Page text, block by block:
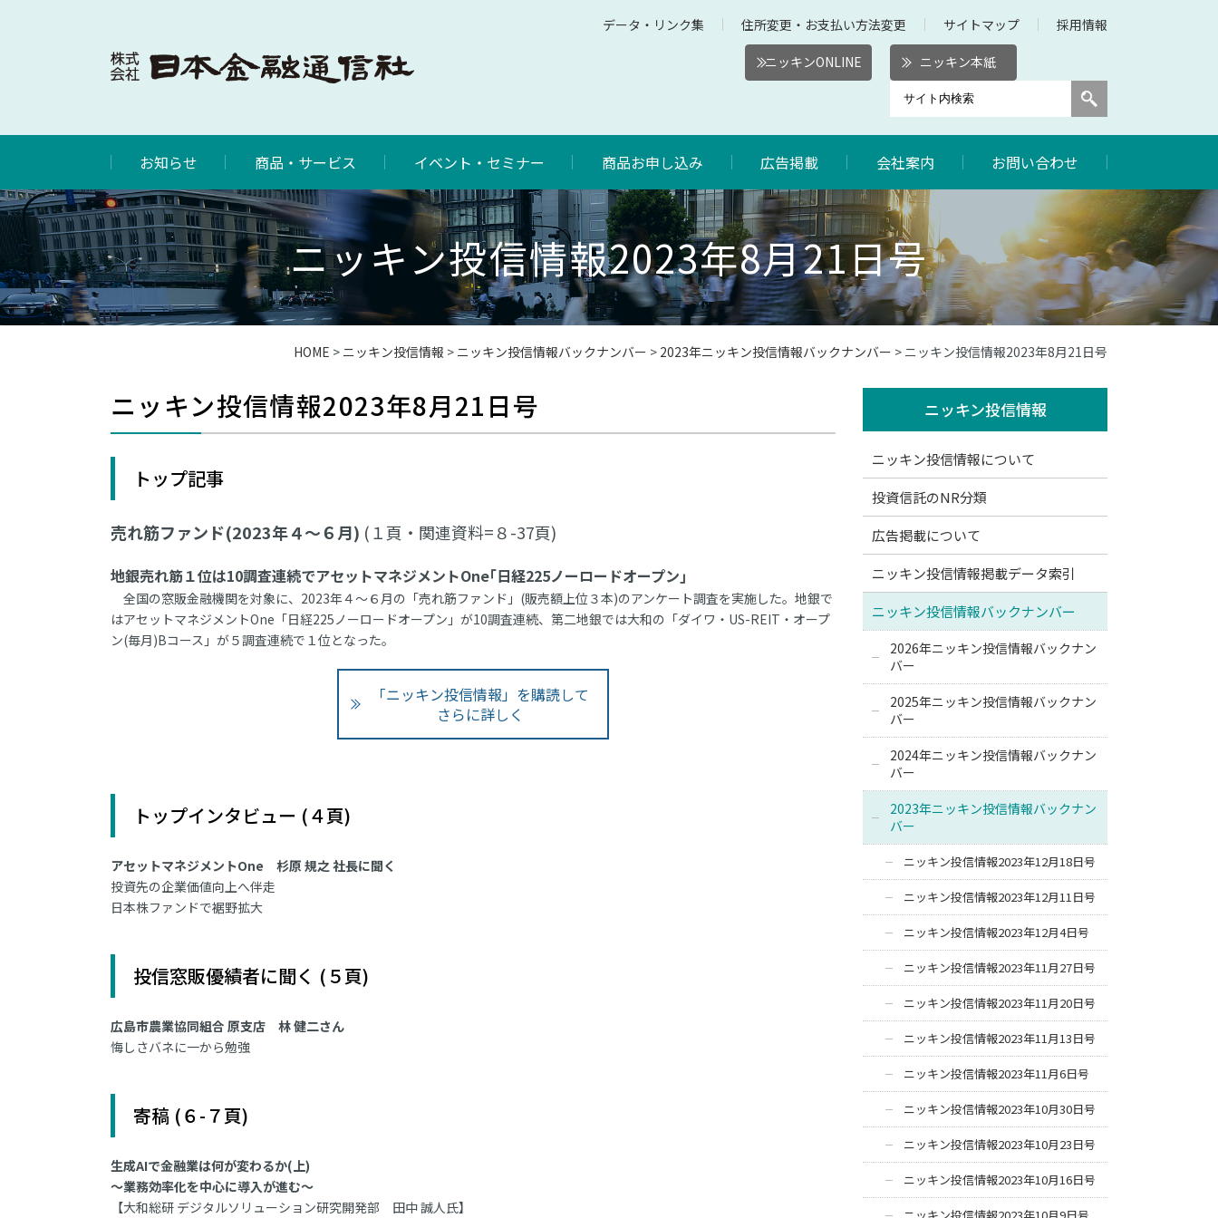
データ・リンク集 住所変更・お支払い方法変更 サイトマップ 採用情報
ニッキンONLINE ニッキン本紙
お知らせ 商品・サービス イベント・セミナー 商品お申し込み 広告掲載 会社案内 お問い合わせ
ニッキン投信情報2023年8月21日号
HOME > ニッキン投信情報 > ニッキン投信情報バックナンバー > 2023年ニッキン投信情報バックナンバー > ニッキン投信情報2023年8月21日号
ニッキン投信情報2023年8月21日号
トップ記事
売れ筋ファンド(2023年４～６月) (１頁・関連資料=８-37頁)
地銀売れ筋１位は10調査連続でアセットマネジメントOne｢日経225ノーロードオープン｣
全国の窓販金融機関を対象に、2023年４～６月の「売れ筋ファンド」(販売額上位３本)のアンケート調査を実施した。地銀で
はアセットマネジメントOne「日経225ノーロードオープン」が10調査連続、第二地銀では大和の「ダイワ・US-REIT・オープ
ン(毎月)Bコース」が５調査連続で１位となった。
「ニッキン投信情報」を購読して
さらに詳しく
トップインタビュー (４頁)
アセットマネジメントOne 杉原 規之 社長に聞く
投資先の企業価値向上へ伴走
日本株ファンドで裾野拡大
投信窓販優績者に聞く (５頁)
広島市農業協同組合 原支店 林 健二さん
悔しさバネに一から勉強
寄稿 (６-７頁)
生成AIで金融業は何が変わるか(上)
～業務効率化を中心に導入が進む～
【大和総研 デジタルソリューション研究開発部 田中 誠人氏】
ニッキン投信情報
ニッキン投信情報について
投資信託のNR分類
広告掲載について
ニッキン投信情報掲載データ索引
ニッキン投信情報バックナンバー
2026年ニッキン投信情報バックナン
バー
2025年ニッキン投信情報バックナン
バー
2024年ニッキン投信情報バックナン
バー
2023年ニッキン投信情報バックナン
バー
ニッキン投信情報2023年12月18日号
ニッキン投信情報2023年12月11日号
ニッキン投信情報2023年12月4日号
ニッキン投信情報2023年11月27日号
ニッキン投信情報2023年11月20日号
ニッキン投信情報2023年11月13日号
ニッキン投信情報2023年11月6日号
ニッキン投信情報2023年10月30日号
ニッキン投信情報2023年10月23日号
ニッキン投信情報2023年10月16日号